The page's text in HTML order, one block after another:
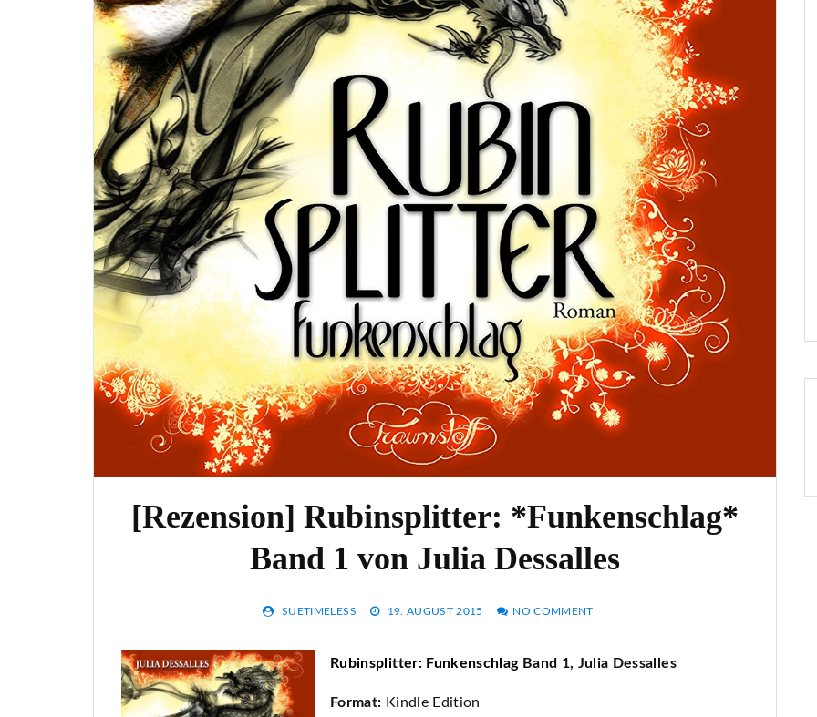
[Rezension] Rubinsplitter: *Funkenschlag*
Band 1 von Julia Dessalles
SUETIMELESS 19. AUGUST 2015 NO COMMENT
Rubinsplitter: FunkenschlagBand 1, Julia Dessalles
Format: Kindle Edition